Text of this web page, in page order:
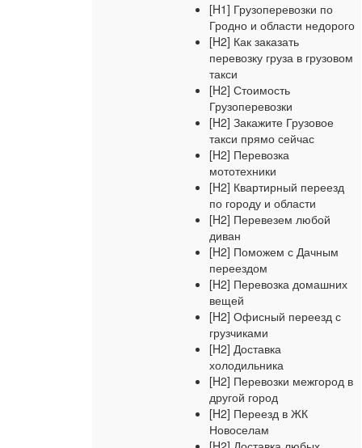
[H1] Грузоперевозки по
Гродно и области недорого
[H2] Как заказать
перевозку груза в грузовом
такси
[H2] Стоимость
Грузоперевозки
[H2] Закажите Грузовое
такси прямо сейчас
[H2] Перевозка
мототехники
[H2] Квартирный переезд
по городу и области
[H2] Перевезем любой
диван
[H2] Поможем с Дачным
переездом
[H2] Перевозка домашних
вещей
[H2] Офисный переезд с
грузчиками
[H2] Доставка
холодильника
[H2] Перевозки межгород в
другой город
[H2] Переезд в ЖК
Новоселам